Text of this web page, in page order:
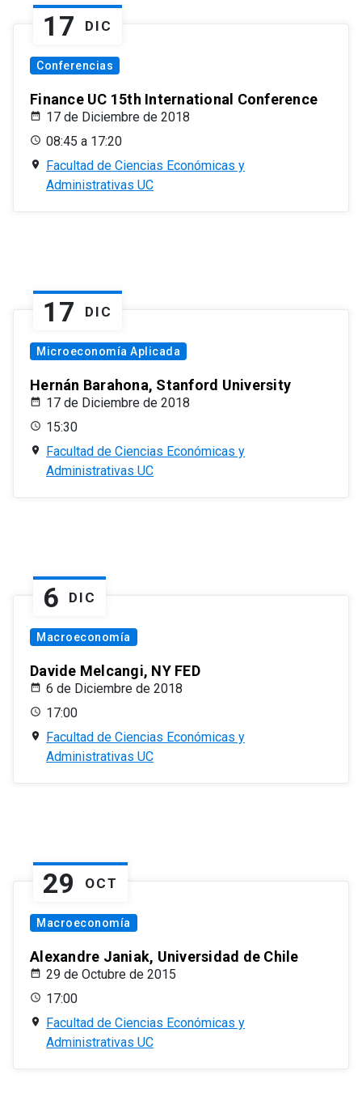
17 DIC
Conferencias
Finance UC 15th International Conference
17 de Diciembre de 2018
08:45 a 17:20
Facultad de Ciencias Económicas y
Administrativas UC
17 DIC
Microeconomía Aplicada
Hernán Barahona, Stanford University
17 de Diciembre de 2018
15:30
Facultad de Ciencias Económicas y
Administrativas UC
6 DIC
Macroeconomía
Davide Melcangi, NY FED
6 de Diciembre de 2018
17:00
Facultad de Ciencias Económicas y
Administrativas UC
29 OCT
Macroeconomía
Alexandre Janiak, Universidad de Chile
29 de Octubre de 2015
17:00
Facultad de Ciencias Económicas y
Administrativas UC